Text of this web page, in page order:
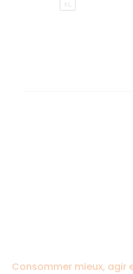
XL
Consommer mieux, agir